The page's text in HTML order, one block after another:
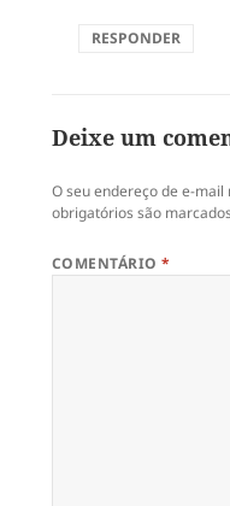
RESPONDER
Deixe um
O seu endereço de e-
obrigatórios são
COMENTÁRIO*